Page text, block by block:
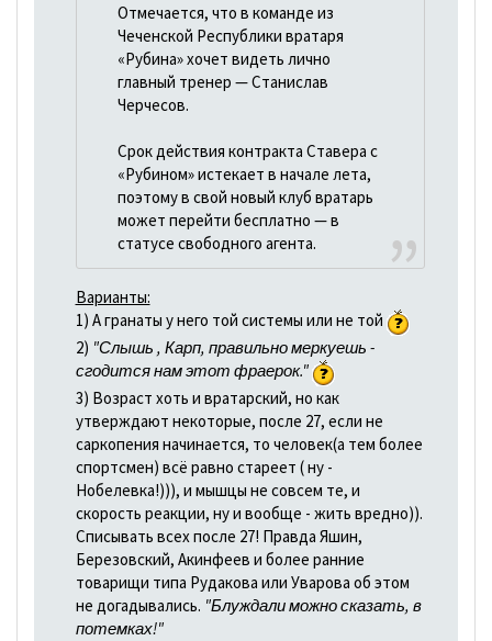
Отмечается, что в команде из
Чеченской Республики вратаря
«Рубина» хочет видеть лично
главный тренер — Станислав
Черчесов.
Срок действия контракта Ставера с
«Рубином» истекает в начале лета,
поэтому в свой новый клуб вратарь
может перейти бесплатно — в
статусе свободного агента.
Варианты:
1) А гранаты у него той системы или не той
2) "Слышь , Карп, правильно меркуешь -
сгодится нам этот фраерок."
3) Возраст хоть и вратарский, но как
утверждают некоторые, после 27, если не
саркопения начинается, то человек(а тем более
спортсмен) всё равно стареет ( ну -
Нобелевка!))), и мышцы не совсем те, и
скорость реакции, ну и вообще - жить вредно)).
Списывать всех после 27! Правда Яшин,
Березовский, Акинфеев и более ранние
товарищи типа Рудакова или Уварова об этом
не догадывались. "Блуждали можно сказать, в
потемках!"